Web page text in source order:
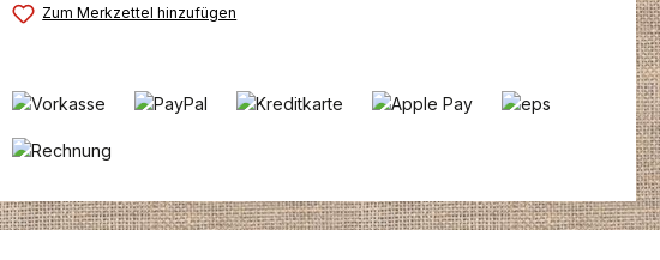
Zum Merkzettel hinzufügen